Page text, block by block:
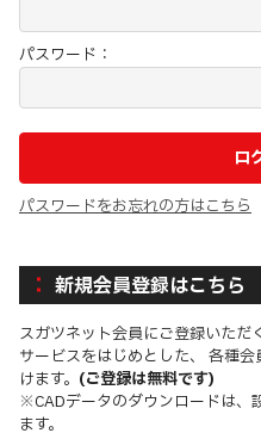
パスワード：
パスワードをお忘れの方はこちら
新規会員登録はこちら
スガツネット会員にご登録いただ
サービスをはじめとした、 各種
けます。 (ご登録は無料です)
※CADデータのダウンロードは、
ます。